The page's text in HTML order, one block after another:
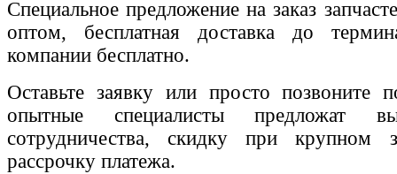
Специальное предложение на заказ
оптом, бесплатная доставка до
компании бесплатно.
Оставьте заявку или просто позвоните
опытные специалисты предложат
сотрудничества, скидку при крупном
рассрочку платежа.